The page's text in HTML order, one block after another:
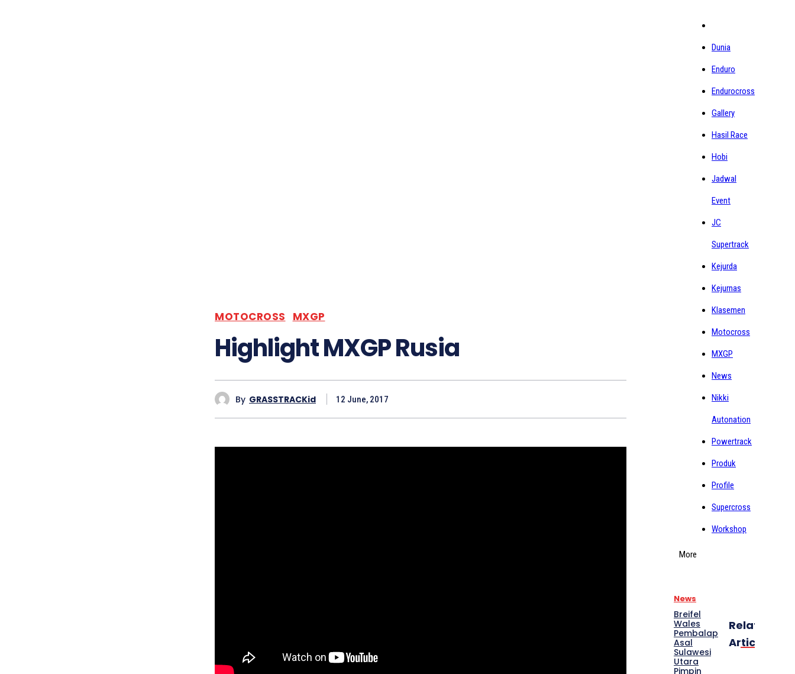
MOTOCROSS MXGP
Highlight MXGP Rusia
By GRASSTRACKid 12 June, 2017
Dunia
Enduro
Endurocross
Gallery
Hasil Race
Hobi
Jadwal
Event
JC
Supertrack
Kejurda
Kejurnas
Klasemen
Motocross
MXGP
News
Nikki
Autonation
Powertrack
Produk
Profile
Supercross
Workshop
More
News
Breifel
Wales
Pembalap
Asal
Sulawesi
Utara
Pimpin
Related
Articles